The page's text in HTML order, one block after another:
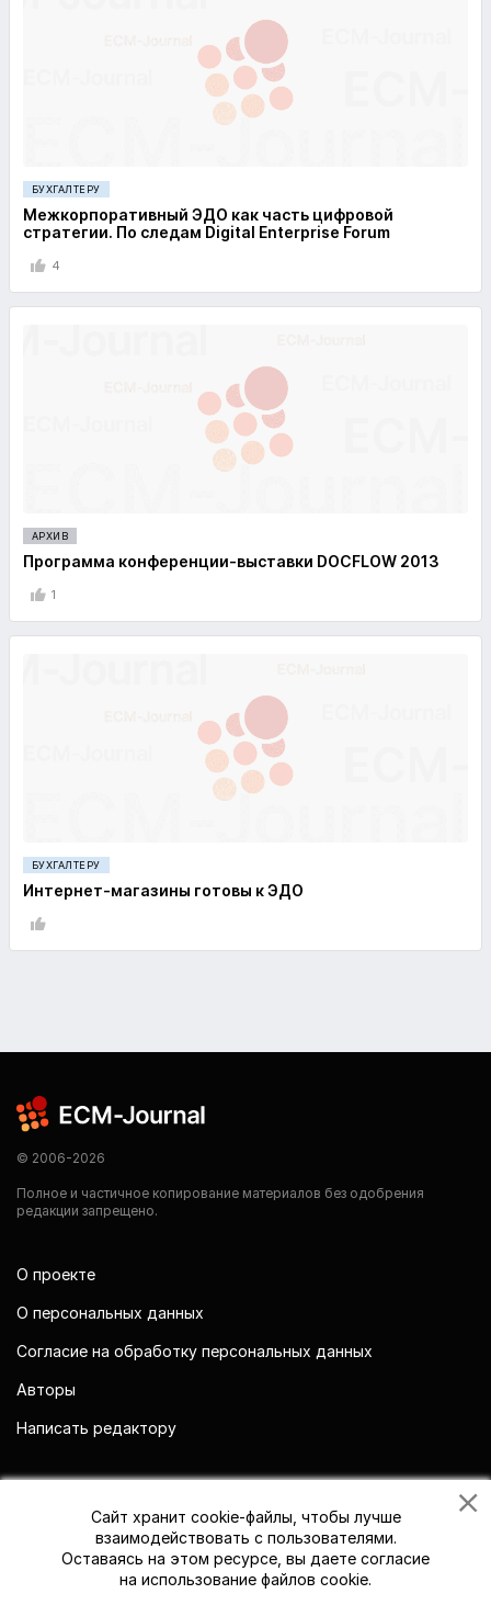
БУХГАЛТЕРУ
Межкорпоративный ЭДО как часть цифровой
стратегии. По следам Digital Enterprise Forum
4
АРХИВ
Программа конференции-выставки DOCFLOW 2013
1
БУХГАЛТЕРУ
Интернет-магазины готовы к ЭДО
© 2006-2026
Полное и частичное копирование материалов без одобрения
редакции запрещено.
О проекте
О персональных данных
Согласие на обработку персональных данных
Авторы
Написать редактору
Сайт хранит cookie-файлы, чтобы лучше
взаимодействовать с пользователями.
Оставаясь на этом ресурсе, вы даете согласие
на использование файлов cookie.